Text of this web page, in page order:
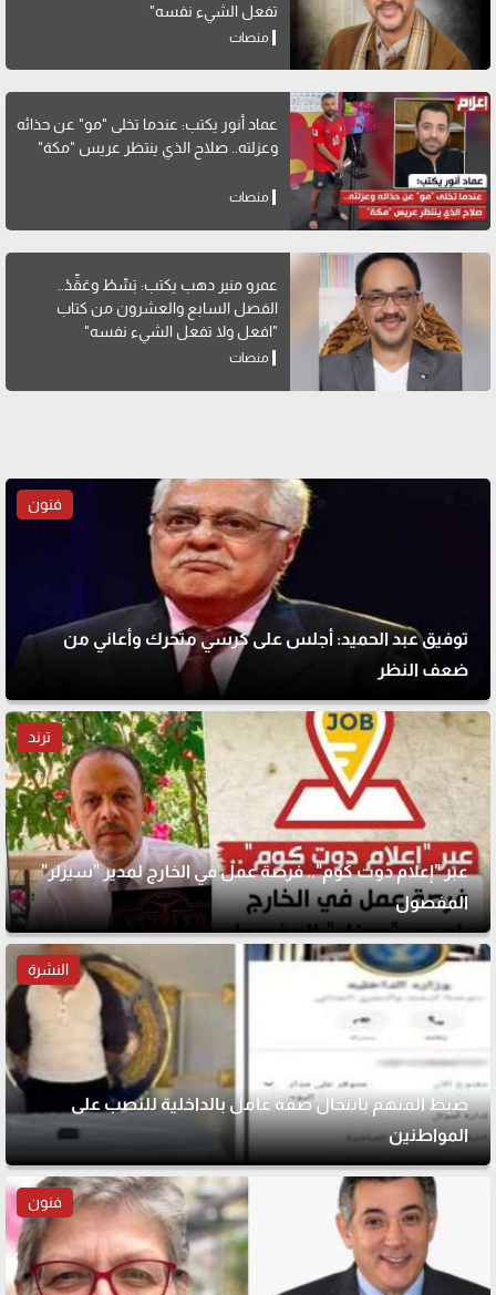
تفعل الشيء نفسه"
منصات
عماد أنور يكتب: عندما تخلى "مو" عن حذائه
وعزلته.. صلاح الذي ينتظر عريس "مكة"
منصات
عمرو منير دهب يكتب: بَسِّطْ وعَقِّدْ..
الفصل السابع والعشرون من كتاب
"افعل ولا تفعل الشيء نفسه"
منصات
فنون
توفيق عبد الحميد: أجلس على كرسي متحرك وأعاني من
ضعف النظر
ترند
عبر "إعلام دوت كوم".. فرصة عمل في الخارج لمدير "سيزلر"
المفصول
النشرة
ضبط المتهم بانتحال صفة عامل بالداخلية للنصب على
المواطنين
فنون